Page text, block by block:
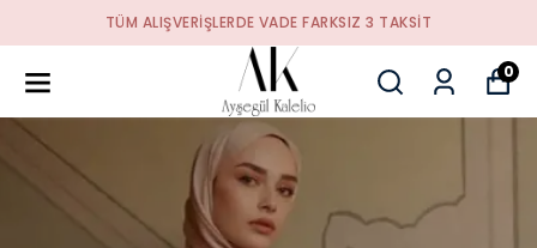
TÜM ALIŞVERIŞLERDE VADE FARKSIZ 3 TAKSIT
0